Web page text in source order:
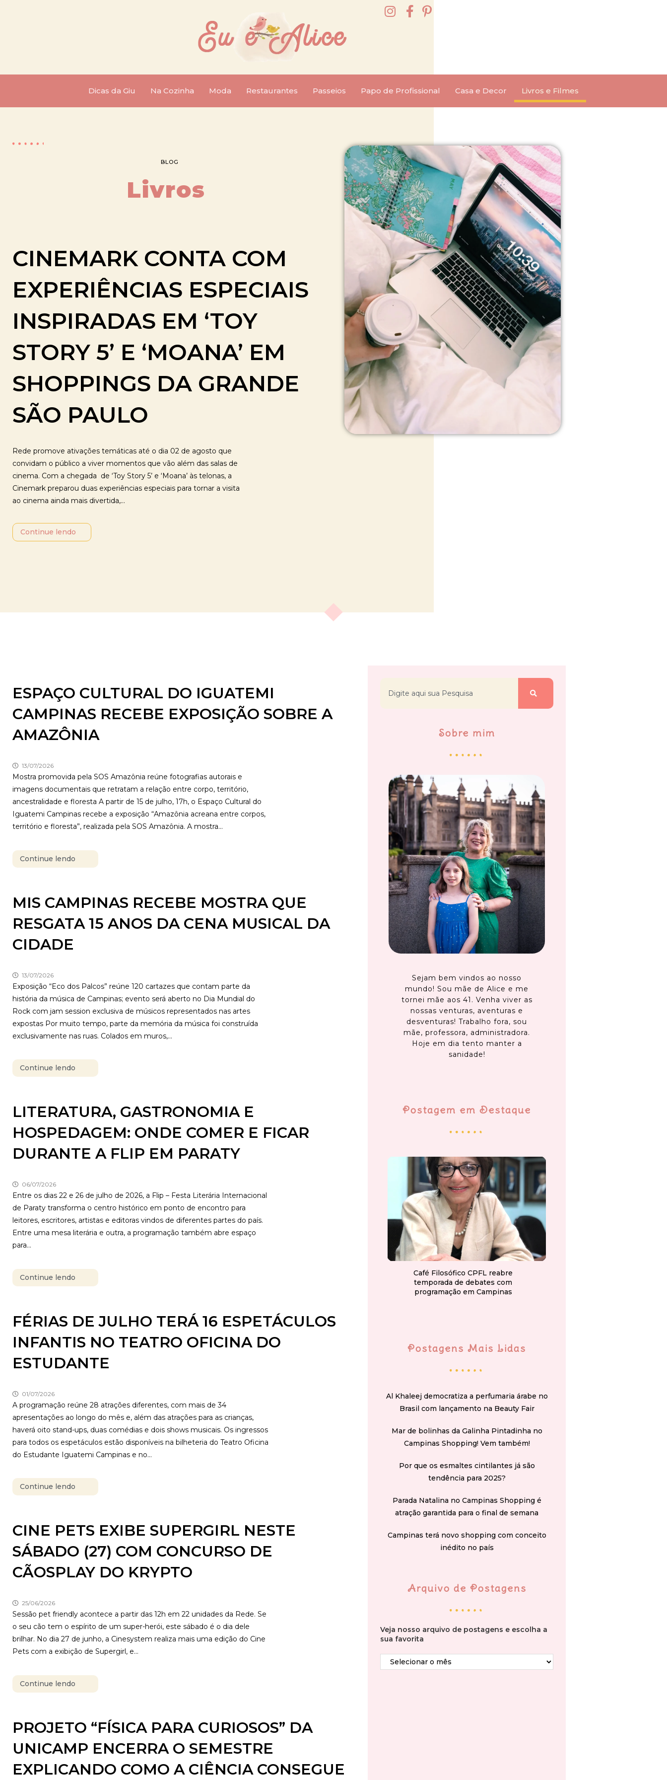
Dicas da Giu Na Cozinha Moda Restaurantes Passeios Papo de Profissional Casa e Decor Livros e Filmes
BLOG
Livros
CINEMARK CONTA COM
EXPERIÊNCIAS ESPECIAIS
INSPIRADAS EM ‘TOY
STORY 5’ E ‘MOANA’ EM
SHOPPINGS DA GRANDE
SÃO PAULO
Rede promove ativações temáticas até o dia 02 de agosto que
convidam o público a viver momentos que vão além das salas de
cinema. Com a chegada de ‘Toy Story 5’ e ‘Moana’ às telonas, a
Cinemark preparou duas experiências especiais para tornar a visita
ao cinema ainda mais divertida,...
Continue lendo
ESPAÇO CULTURAL DO IGUATEMI
CAMPINAS RECEBE EXPOSIÇÃO SOBRE A
AMAZÔNIA
13/07/2026
Mostra promovida pela SOS Amazônia reúne fotografias autorais e
imagens documentais que retratam a relação entre corpo, território,
ancestralidade e floresta A partir de 15 de julho, 17h, o Espaço Cultural do
Iguatemi Campinas recebe a exposição “Amazônia acreana entre corpos,
território e floresta”, realizada pela SOS Amazônia. A mostra...
Continue lendo
MIS CAMPINAS RECEBE MOSTRA QUE
RESGATA 15 ANOS DA CENA MUSICAL DA
CIDADE
13/07/2026
Exposição “Eco dos Palcos” reúne 120 cartazes que contam parte da
história da música de Campinas; evento será aberto no Dia Mundial do
Rock com jam session exclusiva de músicos representados nas artes
expostas Por muito tempo, parte da memória da música foi construída
exclusivamente nas ruas. Colados em muros,...
Continue lendo
LITERATURA, GASTRONOMIA E
HOSPEDAGEM: ONDE COMER E FICAR
DURANTE A FLIP EM PARATY
06/07/2026
Entre os dias 22 e 26 de julho de 2026, a Flip – Festa Literária Internacional
de Paraty transforma o centro histórico em ponto de encontro para
leitores, escritores, artistas e editoras vindos de diferentes partes do país.
Entre uma mesa literária e outra, a programação também abre espaço
para...
Continue lendo
FÉRIAS DE JULHO TERÁ 16 ESPETÁCULOS
INFANTIS NO TEATRO OFICINA DO
ESTUDANTE
01/07/2026
A programação reúne 28 atrações diferentes, com mais de 34
apresentações ao longo do mês e, além das atrações para as crianças,
haverá oito stand-ups, duas comédias e dois shows musicais. Os ingressos
para todos os espetáculos estão disponíveis na bilheteria do Teatro Oficina
do Estudante Iguatemi Campinas e no...
Continue lendo
CINE PETS EXIBE SUPERGIRL NESTE
SÁBADO (27) COM CONCURSO DE
CÃOSPLAY DO KRYPTO
25/06/2026
Sessão pet friendly acontece a partir das 12h em 22 unidades da Rede. Se
o seu cão tem o espírito de um super-herói, este sábado é o dia dele
brilhar. No dia 27 de junho, a Cinesystem realiza mais uma edição do Cine
Pets com a exibição de Supergirl, e...
Continue lendo
PROJETO “FÍSICA PARA CURIOSOS” DA
UNICAMP ENCERRA O SEMESTRE
EXPLICANDO COMO A CIÊNCIA CONSEGUE
Sobre mim
Sejam bem vindos ao nosso
mundo! Sou mãe de Alice e me
tornei mãe aos 41. Venha viver as
nossas venturas, aventuras e
desventuras! Trabalho fora, sou
mãe, professora, administradora.
Hoje em dia tento manter a
sanidade!
Postagem em Destaque
Café Filosófico CPFL reabre
temporada de debates com
programação em Campinas
Postagens Mais Lidas
Al Khaleej democratiza a perfumaria árabe no
Brasil com lançamento na Beauty Fair
Mar de bolinhas da Galinha Pintadinha no
Campinas Shopping! Vem também!
Por que os esmaltes cintilantes já são
tendência para 2025?
Parada Natalina no Campinas Shopping é
atração garantida para o final de semana
Campinas terá novo shopping com conceito
inédito no país
Arquivo de Postagens
Veja nosso arquivo de postagens e escolha a
sua favorita